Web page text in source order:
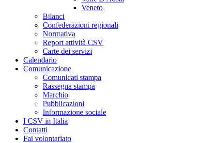
Veneto
Bilanci
Confederazioni regionali
Normativa
Report attività CSV
Carte dei servizi
Calendario
Comunicazione
Comunicati stampa
Rassegna stampa
Marchio
Pubblicazioni
Informazione sociale
I CSV in Italia
Contatti
Fai volontariato